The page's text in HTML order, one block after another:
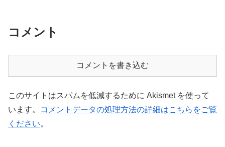
コメント
コメントを書き込む
このサイトはスパムを低減するために Akismet を使って
います。
コメントデータの処理方法の詳細はこちらをご覧
ください。